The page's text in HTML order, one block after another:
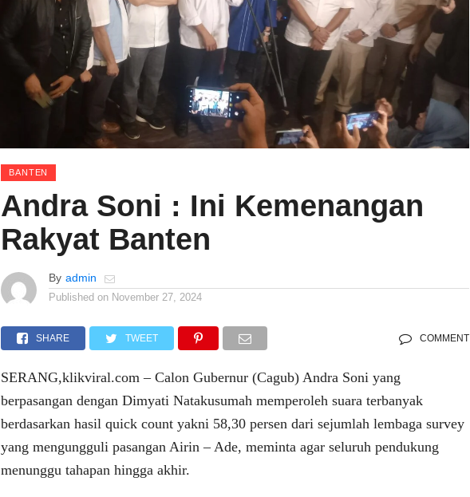
BANTEN
Andra Soni : Ini Kemenangan
Rakyat Banten
By admin
Published on November 27, 2024
SHARE TWEET COMMENT
SERANG,klikviral.com – Calon Gubernur (Cagub) Andra Soni yang
berpasangan dengan Dimyati Natakusumah memperoleh suara terbanyak
berdasarkan hasil quick count yakni 58,30 persen dari sejumlah lembaga survey
yang mengungguli pasangan Airin – Ade, meminta agar seluruh pendukung
menunggu tahapan hingga akhir.